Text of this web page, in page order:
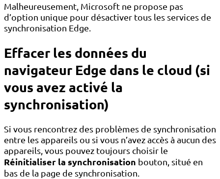
Malheureusement, Microsoft ne propose pas
d’option unique pour désactiver tous les services de
synchronisation Edge.
Effacer les données du
navigateur Edge dans le cloud (si
vous avez activé la
synchronisation)
Si vous rencontrez des problèmes de synchronisation
entre les appareils ou si vous n’avez accès à aucun des
appareils, vous pouvez toujours choisir le
Réinitialiser la synchronisation bouton, situé en
bas de la page de synchronisation.